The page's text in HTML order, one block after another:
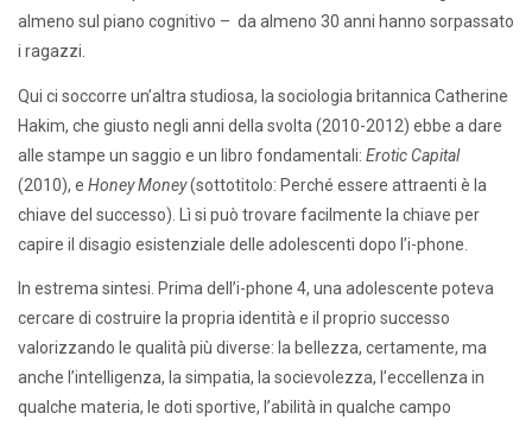
almeno sul piano cognitivo – da almeno 30 anni hanno sorpassato
i ragazzi.
Qui ci soccorre un’altra studiosa, la sociologia britannica Catherine
Hakim, che giusto negli anni della svolta (2010-2012) ebbe a dare
alle stampe un saggio e un libro fondamentali: Erotic Capital
(2010), e Honey Money(sottotitolo: Perché essere attraenti è la
chiave del successo). Lì si può trovare facilmente la chiave per
capire il disagio esistenziale delle adolescenti dopo l’i-phone.
In estrema sintesi. Prima dell’i-phone 4, una adolescente poteva
cercare di costruire la propria identità e il proprio successo
valorizzando le qualità più diverse: la bellezza, certamente, ma
anche l’intelligenza, la simpatia, la socievolezza, l’eccellenza in
qualche materia, le doti sportive, l’abilità in qualche campo